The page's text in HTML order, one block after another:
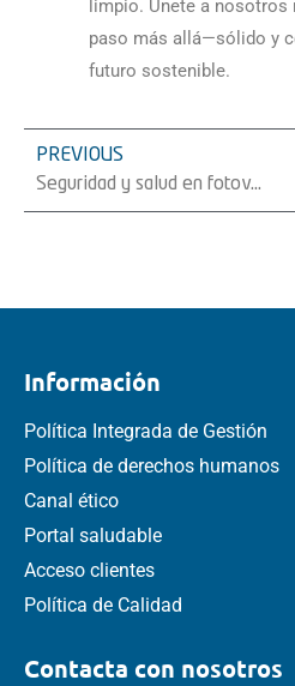
limpio. Únete a
paso más allá—sólido y
futuro sostenible.
PREVIOUS
Seguridad y salud en fotovoltaica en verano (Y siempre)
Información
Política Integrada de Gestión
Política de derechos humanos
Canal ético
Portal saludable
Acceso clientes
Política de Calidad
Contacta con nosotros